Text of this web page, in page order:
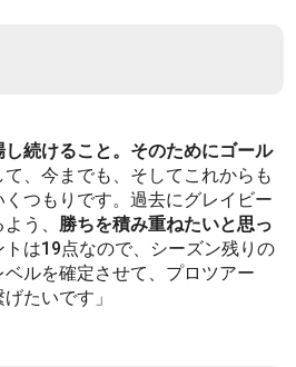
続けること。そのためにゴール
て、今までも、そしてこれからも
つもりです。過去にグレイビー
う、 勝ちを積み重ねたいと思っ
トは19点なので、シーズン残りの
ルを確定させて、プロツアー
たいです」